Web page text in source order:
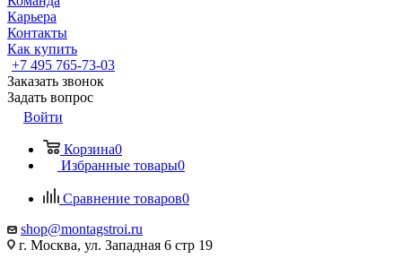
Карьера
Контакты
Как купить
+7 495 765-73-03
Заказать звонок
Задать вопрос
Войти
Корзина0
Избранные товары0
Сравнение товаров0
shop@montagstroi.ru
г. Москва, ул. Западная 6 стр 19